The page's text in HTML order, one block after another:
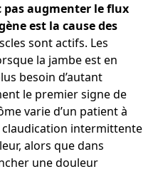
pas augmenter le flux
est la cause des
sont actifs. Les
la jambe est en
besoin d’autant
le premier signe de
varie d’un patient à
claudication intermittente
alors que dans
une douleur